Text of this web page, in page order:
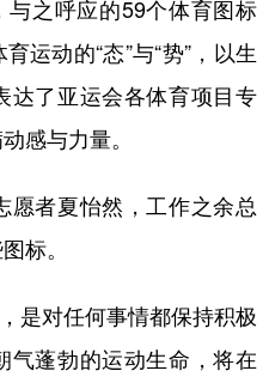
之呼应的59个体育图标
运动的“态”与“势”，以生
达了亚运会各体育项目专
感与力量。
者夏怡然，工作之余总
标。
是对任何事情都保持积极
气蓬勃的运动生命，将在